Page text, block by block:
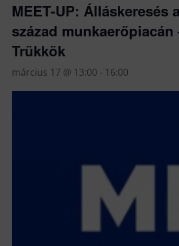
MEET-UP: Álláskeresés
század
Trükkök
március 17 @ 13:00 - 16:00